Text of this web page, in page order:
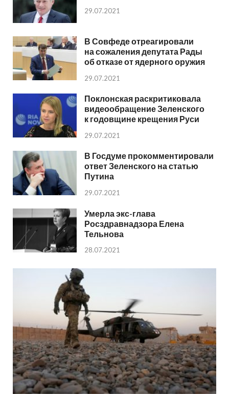
29.07.2021
В Совфеде отреагировали
на сожаления депутата Рады
об отказе от ядерного оружия
29.07.2021
Поклонская раскритиковала
видеообращение Зеленского
к годовщине крещения Руси
29.07.2021
В Госдуме прокомментировали
ответ Зеленского на статью
Путина
29.07.2021
Умерла экс-глава
Росздравнадзора Елена
Тельнова
28.07.2021